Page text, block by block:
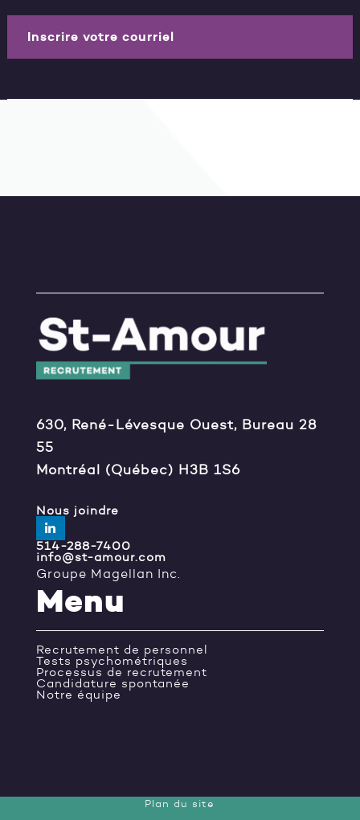
630, René-Lévesque Ouest, Bureau 28
55
Montréal (Québec) H3B 1S6
Nous joindre
514-288-7400
info@st-amour.com
Groupe Magellan Inc.
Menu
Recrutement de personnel
Tests psychométriques
Processus de recrutement
Candidature spontanée
Notre équipe
Plan du site